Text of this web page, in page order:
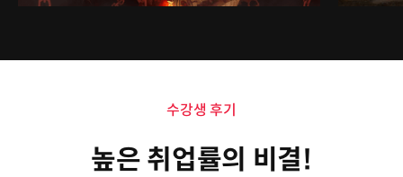
수강생 후기
높은 취업률의 비결!